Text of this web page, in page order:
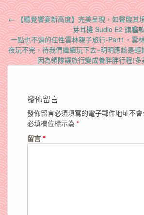
Post
navigation
←【聽覺饗宴新高度】完美呈現，如聲臨其
芽耳機 Sudio E2 旗艦
一點也不遠的任性雲林親子旅行-Part1，雲
夜玩不完，待我們繼續玩下去~明明應該是
因為領隊讓旅行變成養胖胖行程(
發佈留言
發佈留言必須填寫的電子郵件地址不會
必填欄位標示為 *
留言 *